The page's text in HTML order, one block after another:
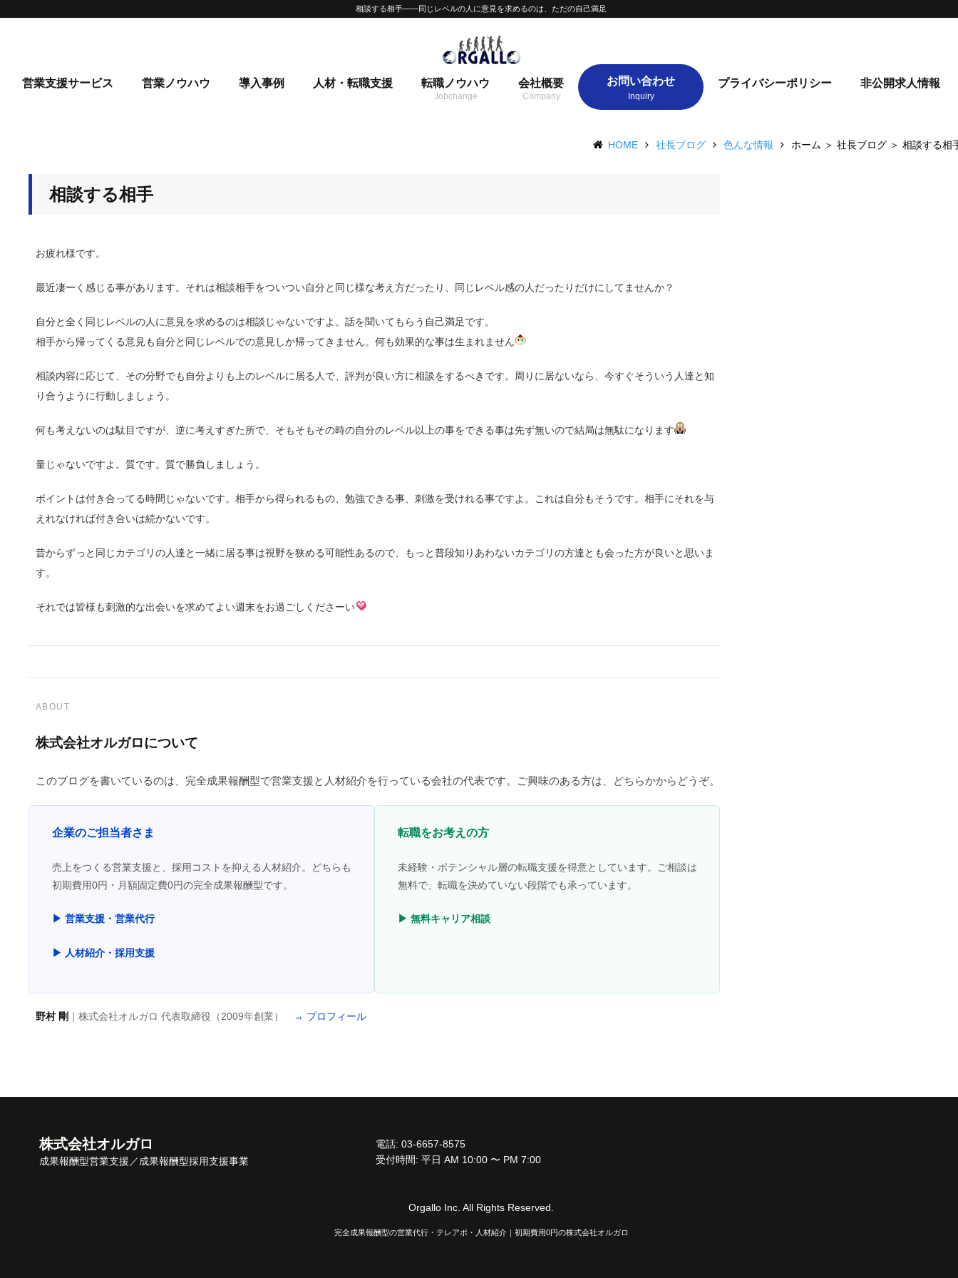
相談する相手——同じレベルの人に意見を求めるのは、ただの自己満足
営業支援サービス 営業ノウハウ 導入事例 人材・転職支援 転職ノウハウ 会社概要 お問い合わせ プライバシーポリシー 非公開求人情報
HOME 社長ブログ 色んな情報 ホーム ＞ 社長ブログ ＞ 相談する相
相談する相手
お疲れ様です。
最近凄ーく感じる事があります。それは相談相手をついつい自分と同じ様な考え方だったり、同じレベル感の人だったりだけにしてませんか？
自分と全く同じレベルの人に意見を求めるのは相談じゃないですよ。話を聞いてもらう自己満足です。
相手から帰ってくる意見も自分と同じレベルでの意見しか帰ってきません。何も効果的な事は生まれません
相談内容に応じて、その分野でも自分よりも上のレベルに居る人で、評判が良い方に相談をするべきです。周りに居ないなら、今すぐそういう人達と知
り合うように行動しましょう。
何も考えないのは駄目ですが、逆に考えすぎた所で、そもそもその時の自分のレベル以上の事をできる事は先ず無いので結局は無駄になります
量じゃないですよ。質です。質で勝負しましょう。
ポイントは付き合ってる時間じゃないです。相手から得られるもの、勉強できる事、刺激を受けれる事ですよ。これは自分もそうです。相手にそれを与
えれなければ付き合いは続かないです。
昔からずっと同じカテゴリの人達と一緒に居る事は視野を狭める可能性あるので、もっと普段知りあわないカテゴリの方達とも会った方が良いと思いま
す。
それでは皆様も刺激的な出会いを求めてよい週末をお過ごしくださーい
ABOUT
株式会社オルガロについて
このブログを書いているのは、完全成果報酬型で営業支援と人材紹介を行っている会社の代表です。ご興味のある方は、どちらかからどうぞ。
企業のご担当者さま
売上をつくる営業支援と、採用コストを抑える人材紹介。どちらも
初期費用0円・月額固定費0円の完全成果報酬型です。
▶ 営業支援・営業代行
▶ 人材紹介・採用支援
転職をお考えの方
未経験・ポテンシャル層の転職支援を得意としています。ご相談は
無料で、転職を決めていない段階でも承っています。
▶ 無料キャリア相談
野村 剛 ｜株式会社オルガロ 代表取締役（2009年創業） → プロフィール
株式会社オルガロ
成果報酬型営業支援／成果報酬型採用支援事業
電話: 03-6657-8575
受付時間: 平日 AM 10:00 〜 PM 7:00
Orgallo Inc. All Rights Reserved.
完全成果報酬型の営業代行・テレアポ・人材紹介｜初期費用0円の株式会社オルガロ